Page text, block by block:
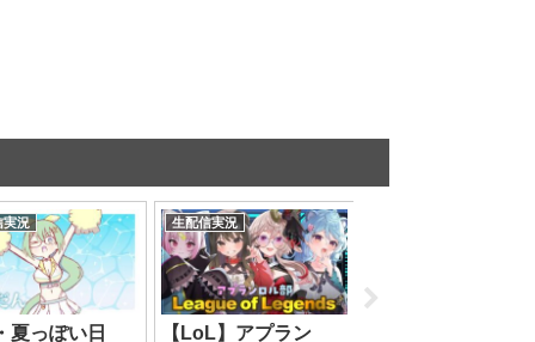
実況
夏っぽい日
生配信実況
【LoL】アプラン